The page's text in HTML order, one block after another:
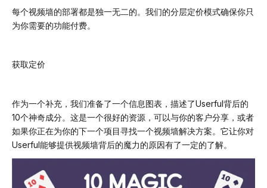
每个视频墙的部署都是独一无二的。我们的分层定价模式确保你只
为你需要的功能付费。
获取定价
作为一个补充，我们准备了一个信息图表，描述了Userful背后的
10个神奇成分。这是一个很好的资源，可以与你的客户分享，或者
如果你正在为你的下一个项目寻找一个视频墙解决方案。它让你对
Userful能够提供视频墙背后的魔力的原因有了一定的了解。